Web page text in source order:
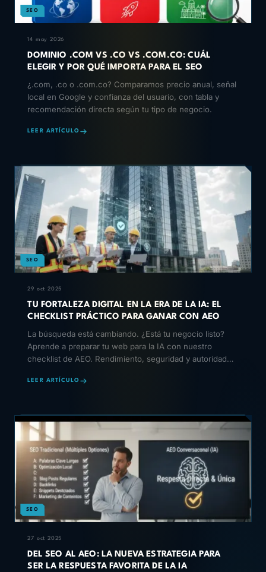
SEO
14 may 2026
DOMINIO .COM VS .CO VS .COM.CO: CUÁL
ELEGIR Y POR QUÉ IMPORTA PARA EL SEO
¿.com, .co o .com.co? Comparamos precio anual, señal
local en Google y confianza del usuario, con tabla y
recomendación directa según tu tipo de negocio.
LEER ARTÍCULO
SEO
29 oct 2025
TU FORTALEZA DIGITAL EN LA ERA DE LA IA: EL
CHECKLIST PRÁCTICO PARA GANAR CON AEO
La búsqueda está cambiando. ¿Está tu negocio listo?
Aprende a preparar tu web para la IA con nuestro
checklist de AEO. Rendimiento, seguridad y autoridad
LEER ARTÍCULO
SEO
27 oct 2025
DEL SEO AL AEO: LA NUEVA ESTRATEGIA PARA
SER LA RESPUESTA FAVORITA DE LA IA